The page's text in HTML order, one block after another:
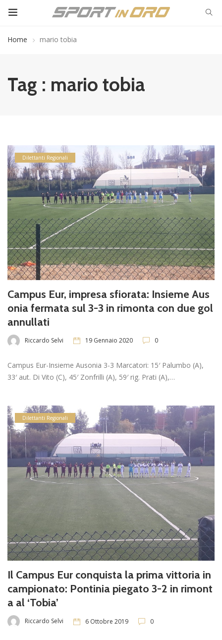
Home mario tobia
Tag : mario tobia
Dilettanti Regionali
Campus Eur, impresa sfiorata: Insieme Aus
onia fermata sul 3-3 in rimonta con due gol
annullati
Riccardo Selvi 19 Gennaio 2020 0
Campus Eur-Insieme Ausonia 3-3 Marcatori: 15′ Palumbo (A),
33′ aut. Di Vito (C), 45′ Zonfrilli (A), 59′ rig. Prati (A),…
Dilettanti Regionali
Il Campus Eur conquista la prima vittoria in
campionato: Pontinia piegato 3-2 in rimont
a al ‘Tobia’
Riccardo Selvi 6 Ottobre 2019 0